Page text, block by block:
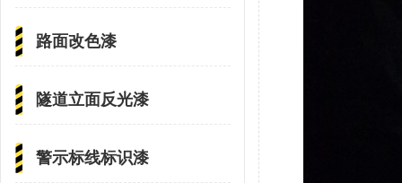
路面改色漆
隧道立面反光漆
警示标线标识漆